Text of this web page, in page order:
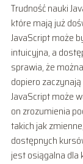
Trudność nauki
które mają już
JavaScript może
intuicyjna, a
sprawia, że
dopiero
JavaScript może
on zrozumienia
takich jak
dostępnych
jest osiągalna dla